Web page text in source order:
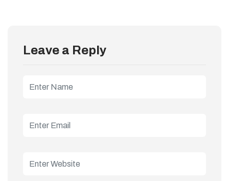
Leave a Reply